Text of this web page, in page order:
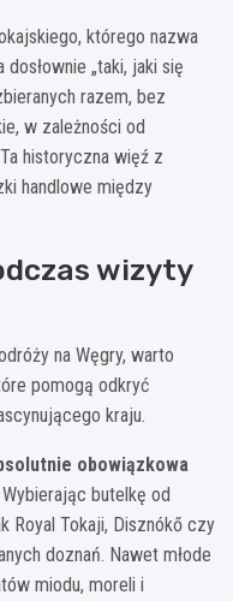
którego nazwa
„taki, jaki się
razem, bez
w zależności od
historyczna więź z
handlowe między
wizyty
na Węgry, warto
pomogą odkryć
kraju.
obowiązkowa
butelkę od
Royal Tokaji, Disznókő czy
doznań. Nawet młode
miodu, moreli i